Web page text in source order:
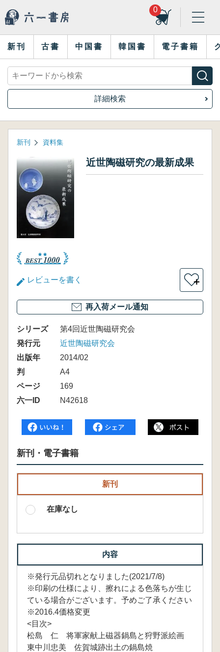
0
新刊 古書 中国書 韓国書 電子書籍
詳細検索
新刊 資料集
近世陶磁研究の最新成果
レビューを書く ＋
再入荷メール通知
シリーズ
第4回近世陶磁研究会
発行元
近世陶磁研究会
出版年
2014/02
判
A4
ページ
169
六一ID
N42618
新刊・電子書籍
新刊
在庫なし
内容
※発行元品切れとなりました(2021/7/8)
※印刷の仕様により、擦れによる色落ちが生じ
ている場合がございます。予めご了承ください
※2016.4価格変更
<目次>
松島 仁 将軍家献上磁器鍋島と狩野派絵画
東中川忠美 佐賀城跡出土の鍋島焼